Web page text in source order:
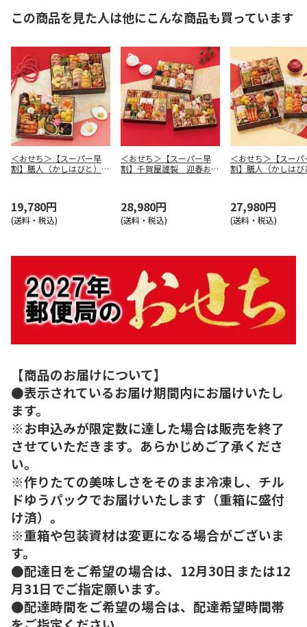
この商品を見た人は他にこんな商品も買っています
＜おせち＞【スーパー早
割】膳人（かしはびと）
19,780円
(送料・税込)
＜おせち＞【スーパー早
割】千賀屋謹製 迎春おせ
28,980円
(送料・税込)
＜おせち＞【スーパ
割】膳人（かしは
27,980円
(送料・税込)
【商品のお届けについて】
●表示されているお届け期間内にお届けいたし
ます。
※お申込みが限定数に達した場合は販売を終了
させていただきます。あらかじめご了承くださ
い。
※作りたての美味しさをそのまま冷凍し、チル
ドゆうパックでお届けいたします（重箱に盛付
け済）。
※重箱や包装資材は変更になる場合がございま
す。
●配達日をご希望の場合は、12月30日または12
月31日でご指定願います。
●配達時間をご希望の場合は、配達希望時間帯